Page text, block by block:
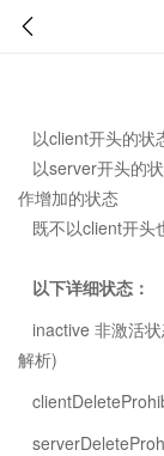
以client开头的状
以server开头的
作增加的状态
既不以client开头
以下详细状态：
inactive 非激活
解析)